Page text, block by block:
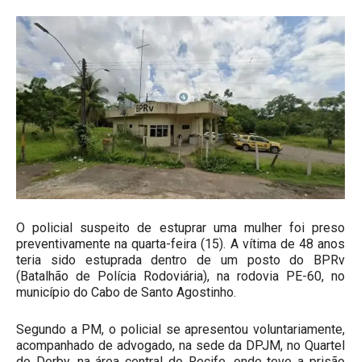
O policial suspeito de estuprar uma mulher foi preso
preventivamente na quarta-feira (15). A vítima de 48 anos
teria sido estuprada dentro de um posto do BPRv
(Batalhão de Polícia Rodoviária), na rodovia PE-60, no
município do Cabo de Santo Agostinho.
Segundo a PM, o policial se apresentou voluntariamente,
acompanhado de advogado, na sede da DPJM, no Quartel